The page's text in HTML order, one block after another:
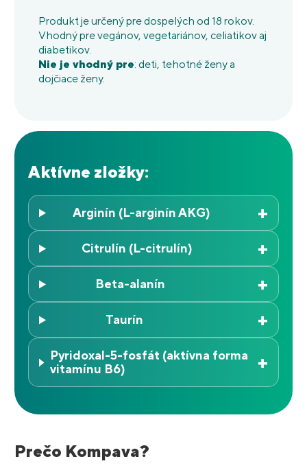
Produkt je určený pre dospelých od 18 rokov.
Vhodný pre vegánov, vegetariánov, celiatikov aj
diabetikov.
Nie je vhodný pre: deti, tehotné ženy a
dojčiace ženy.
Aktívne zložky:
Arginín (L-arginín AKG) +
Citrulín (L-citrulín) +
Beta-alanín +
Taurín +
Pyridoxal-5-fosfát (aktívna forma
vitamínu B6)
+
Prečo Kompava?